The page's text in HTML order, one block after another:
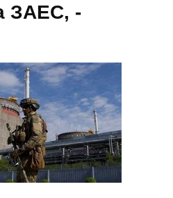
ЗАЕС, -